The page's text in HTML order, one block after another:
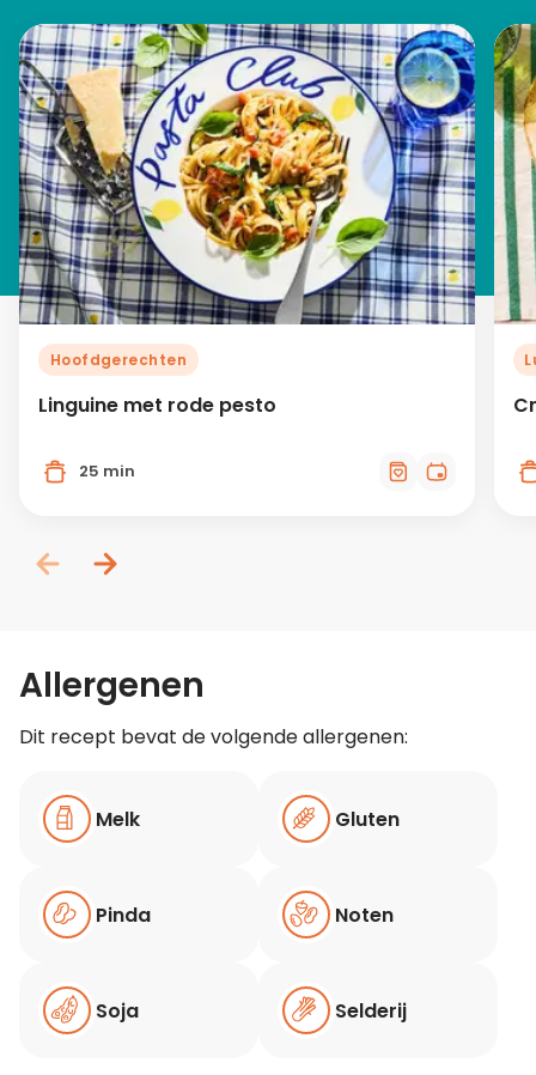
Hoofdgerechten
Linguine met rode pesto
25 min
Allergenen
Dit recept bevat de volgende allergenen:
Melk Gluten
Pinda Noten
Soja Selderij